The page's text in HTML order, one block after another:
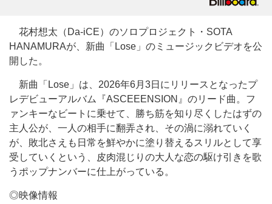
花村想太（Da-iCE）のソロプロジェクト・SOTA
HANAMURAが、新曲「Lose」のミュージックビデオを公
開した。
新曲「Lose」は、2026年6月3日にリリースとなったプ
レデビューアルバム『ASCEEENSION』のリード曲。フ
ァンキーなビートに乗せて、勝ち筋を知り尽くしたはずの
主人公が、一人の相手に翻弄され、その渦に溺れていく
が、敗北さえも日常を鮮やかに塗り替えるスリルとして享
受していくという、皮肉混じりの大人な恋の駆け引きを歌
うポップナンバーに仕上がっている。
◎映像情報